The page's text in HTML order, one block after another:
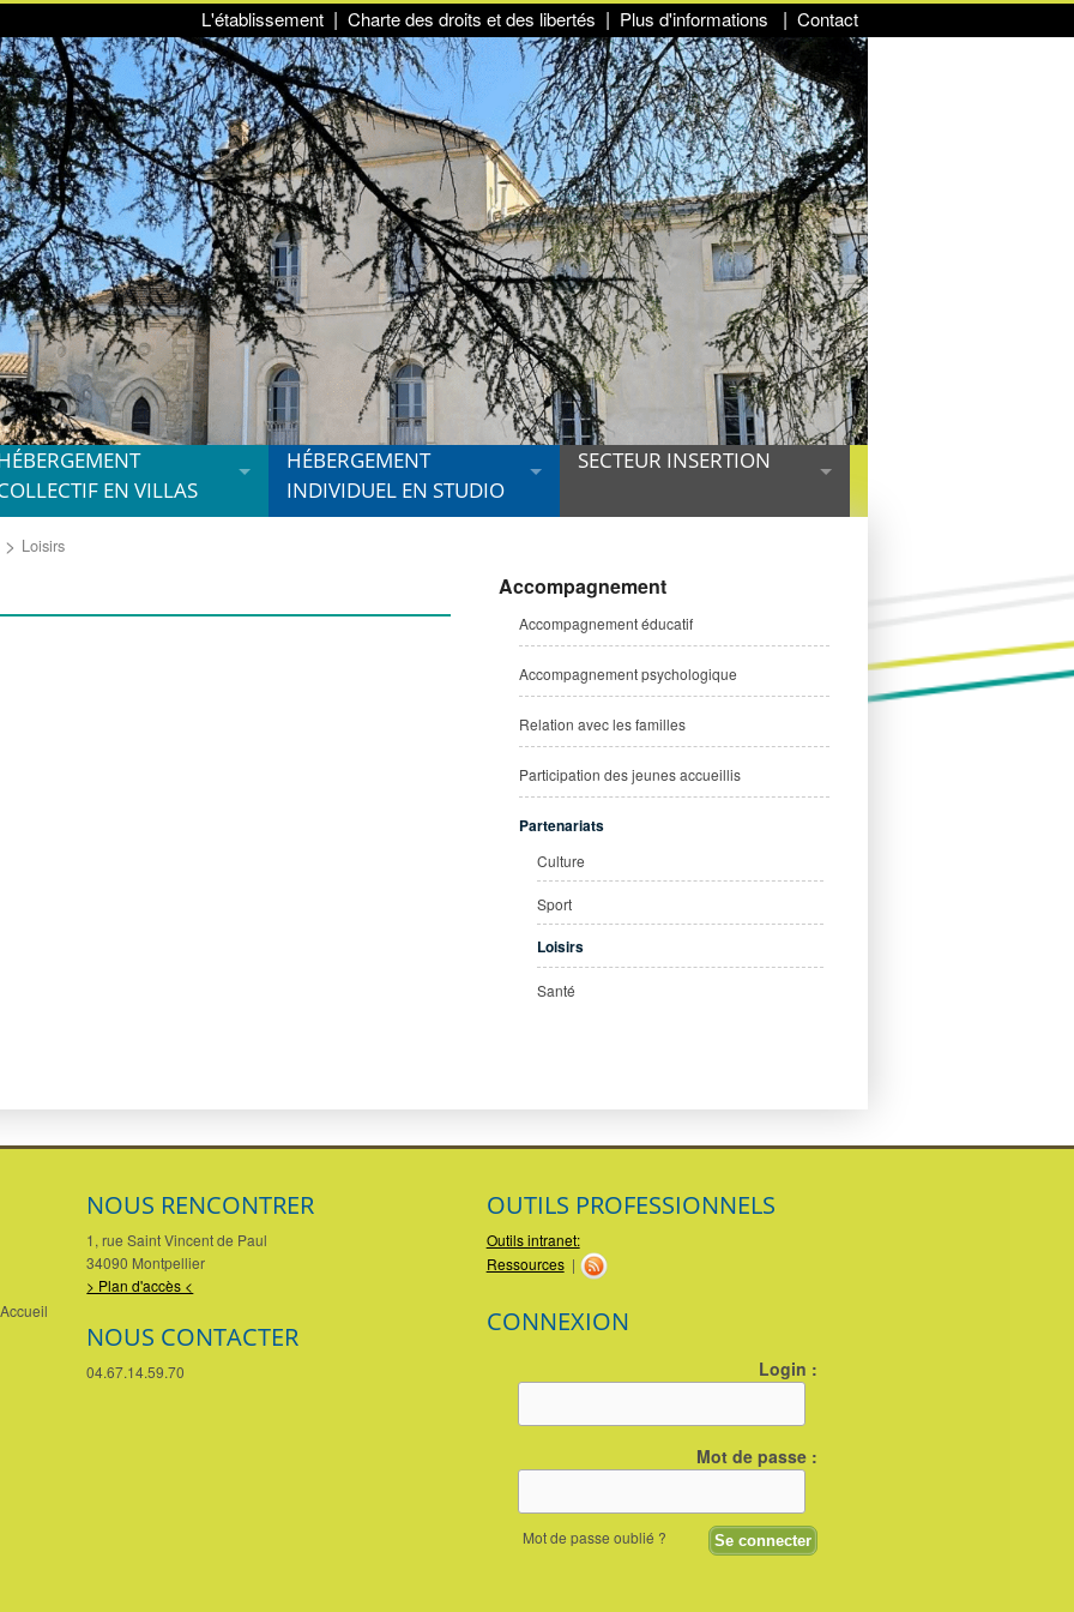
L'établissement Charte des droits et des libertés Plus d'informations Contact
EN VILLAS
Votre accueil en villa
HÉBERGEMENT
INDIVIDUEL EN STUDIO
Aparté, appui de proximité
SECTEUR INSERTION
Projet de l'équipe éducative AMI
Exemples de Chantiers et Ateliers
Loisirs
Accompagnement
Accompagnement éducatif
Accompagnement psychologique
Relation avec les familles
Participation des jeunes accueillis
Partenariats
Culture
Sport
Loisirs
Santé
NOUS RENCONTRER
1, rue Saint Vincent de Paul
34090 Montpellier
> Plan d'accès <
NOUS CONTACTER
04.67.14.59.70
OUTILS PROFESSIONNELS
Outils intranet:
Ressources|
CONNEXION
Login :
Mot de passe :
Mot de passe oublié ?